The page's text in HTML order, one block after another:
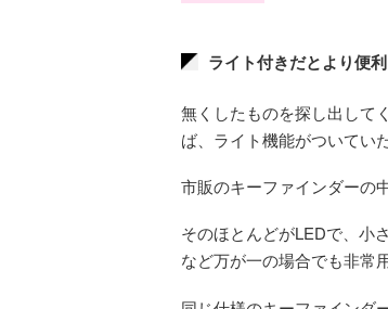
ライト付きだとより便利
無くしたものを探し出して
ば、ライト機能がついてい
市販のキーファインダーの
そのほとんどがLEDで、小
など万が一の場合でも非常